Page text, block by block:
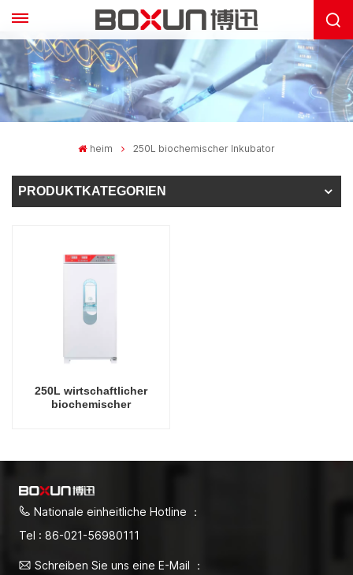
heim 250L biochemischer Inkubator
PRODUKTKATEGORIEN
250L wirtschaftlicher
biochemischer
Nationale einheitliche Hotline ：
Tel : 86-021-56980111
Schreiben Sie uns eine E-Mail ：